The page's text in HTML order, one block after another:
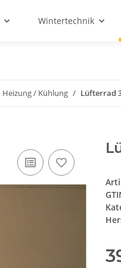
Wintertechnik
Heizung / Kühlung Lüfterrad